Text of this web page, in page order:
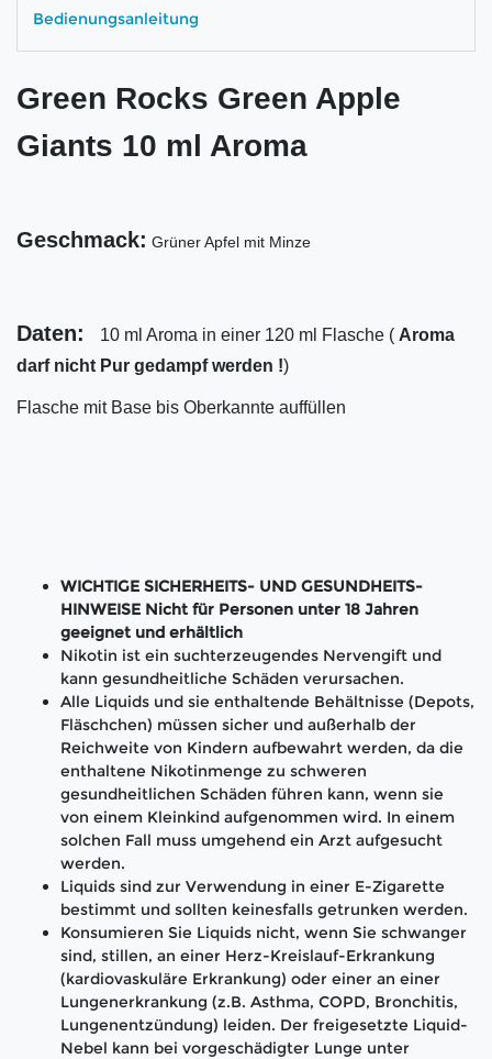
Bedienungsanleitung
Green Rocks Green Apple
Giants 10 ml Aroma
Geschmack: Grüner Apfel mit Minze
Daten: 10 ml Aroma in einer 120 ml Flasche ( Aroma
darf nicht Pur gedampf werden !)
Flasche mit Base bis Oberkannte auffüllen
WICHTIGE SICHERHEITS- UND GESUNDHEITS-
HINWEISE Nicht für Personen unter 18 Jahren
geeignet und erhältlich
Nikotin ist ein suchterzeugendes Nervengift und
kann gesundheitliche Schäden verursachen.
Alle Liquids und sie enthaltende Behältnisse (Depots,
Fläschchen) müssen sicher und außerhalb der
Reichweite von Kindern aufbewahrt werden, da die
enthaltene Nikotinmenge zu schweren
gesundheitlichen Schäden führen kann, wenn sie
von einem Kleinkind aufgenommen wird. In einem
solchen Fall muss umgehend ein Arzt aufgesucht
werden.
Liquids sind zur Verwendung in einer E-Zigarette
bestimmt und sollten keinesfalls getrunken werden.
Konsumieren Sie Liquids nicht, wenn Sie schwanger
sind, stillen, an einer Herz-Kreislauf-Erkrankung
(kardiovaskuläre Erkrankung) oder einer an einer
Lungenerkrankung (z.B. Asthma, COPD, Bronchitis,
Lungenentzündung) leiden. Der freigesetzte Liquid-
Nebel kann bei vorgeschädigter Lunge unter